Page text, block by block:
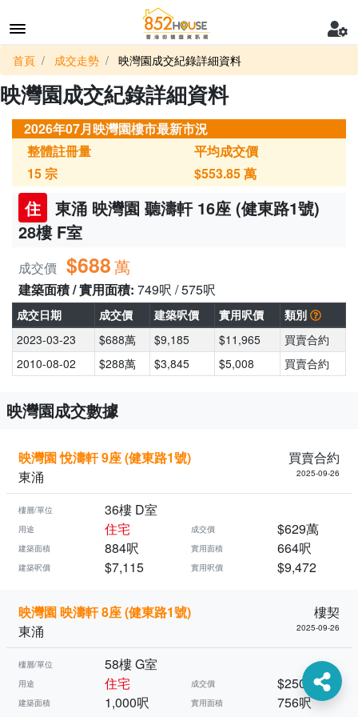
首頁 成交走勢 映灣園成交紀錄詳細資料
映灣園成交紀錄詳細資料
2026年07月映灣園樓市最新市況
整體註冊量
15宗
平均成交價
$553.85萬
住
東涌 映灣園 聽濤軒 16座 (健東路1號)
28樓 F室
成交價 $688萬
建築面積 / 實用面積: 749呎 / 575呎
成交日期 成交價 建築呎價 實用呎價
類別
2023-03-23
$688萬 $9,185 $11,965
買賣合約
2010-08-02
$288萬 $3,845 $5,008 買賣合約
映灣園成交數據
映灣園 悅濤軒 9座 (健東路1號)
買賣合約
東涌
2025-09-26
樓層/單位 36樓 D室
用途 住宅 成交價 $629萬
建築面積 884呎 實用面積 664呎
建築呎價 $7,115 實用呎價 $9,472
映灣園 映濤軒 8座 (健東路1號)
樓契
東涌
2025-09-26
樓層/單位 58樓 G室
用途 住宅 成交價 $250萬
建築面積 1,000呎 實用面積 756呎